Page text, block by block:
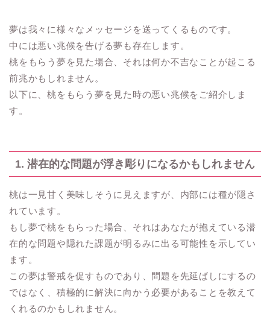
夢は我々に様々なメッセージを送ってくるものです。
中には悪い兆候を告げる夢も存在します。
桃をもらう夢を見た場合、それは何か不吉なことが起こる
前兆かもしれません。
以下に、桃をもらう夢を見た時の悪い兆候をご紹介しま
す。
1. 潜在的な問題が浮き彫りになるかもしれません
桃は一見甘く美味しそうに見えますが、内部には種が隠さ
れています。
もし夢で桃をもらった場合、それはあなたが抱えている潜
在的な問題や隠れた課題が明るみに出る可能性を示してい
ます。
この夢は警戒を促すものであり、問題を先延ばしにするの
ではなく、積極的に解決に向かう必要があることを教えて
くれるのかもしれません。